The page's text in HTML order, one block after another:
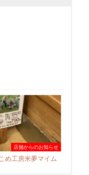
店舗からのお知らせ
め工房米夢マイム